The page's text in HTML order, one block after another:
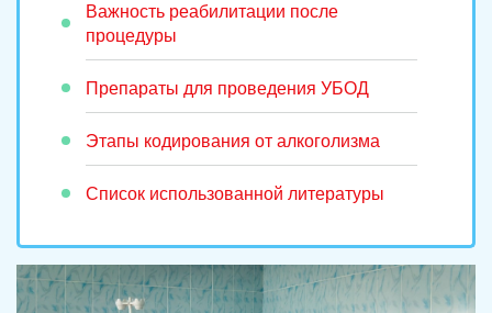
Важность реабилитации после
процедуры
Препараты для проведения УБОД
Этапы кодирования от алкоголизма
Список использованной литературы